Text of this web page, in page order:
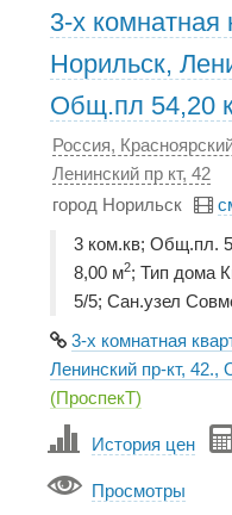
3-х комнатная
Норильск,
Общ.пл 54,20
Россия,
Ленинский пр кт, 42
город Норильск
3 ком.кв; Общ.пл.
8,00 м2; Тип дома
5/5; Сан.узел
3-х комнатная
Ленинский пр-кт,
(ПроспекТ)
История цен
Просмотры